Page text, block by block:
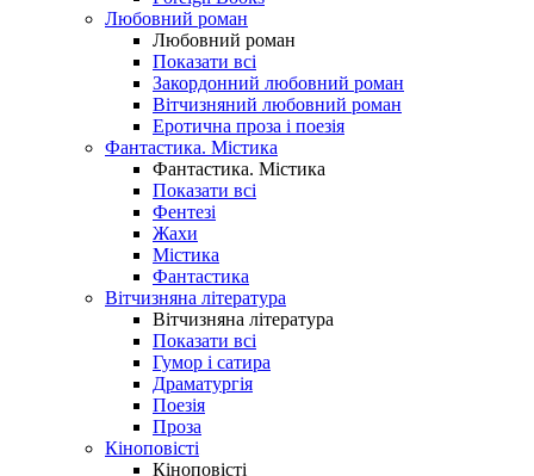
Любовний роман
Любовний роман
Показати всі
Закордонний любовний роман
Вітчизняний любовний роман
Еротична проза і поезія
Фантастика. Містика
Фантастика. Містика
Показати всі
Фентезі
Жахи
Містика
Фантастика
Вітчизняна література
Вітчизняна література
Показати всі
Гумор і сатира
Драматургія
Поезія
Проза
Кіноповісті
Кіноповісті